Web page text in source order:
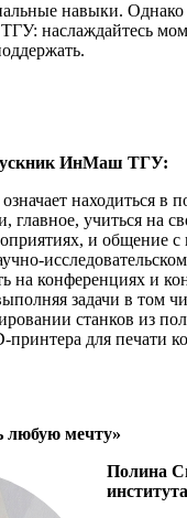
навыки.
наслаждайтесь
ИнМаш ТГУ:
находиться в
главное, учиться на
и общение
на конференциях и
задачи в том
станков из
принтера для печати
любую мечту»
Полина